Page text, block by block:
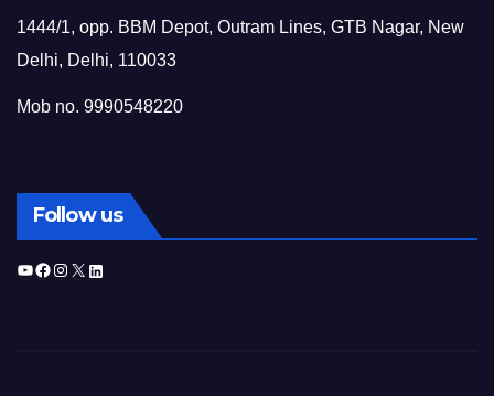
1444/1, opp. BBM Depot, Outram Lines, GTB Nagar, New
Delhi, Delhi, 110033
Mob no. 9990548220
Follow us
YouTube
Facebook
Instagram
X LinkedIn